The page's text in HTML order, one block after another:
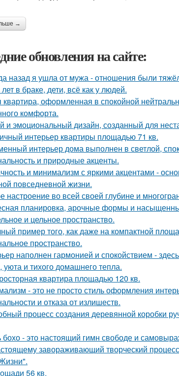
→
обновления на сайте:
назад я ушла от мужа - отношения были
в браке, дети, всё как у людей.
квартира, оформленная в спокойной
комфорта.
и эмоциональный дизайн, созданный для
интерьер квартиры площадью 71 кв.
интерьер дома выполнен в светлой,
и природные акценты.
и минимализм с яркими акцентами -
повседневной жизни.
настроение во всей своей глубине и
планировка, арочные формы и
и цельное пространство.
пример того, как даже на компактной
пространство.
наполнен гармонией и спокойствием -
уюта и тихого домашнего тепла.
квартира площадью 120 кв.
- это не просто стиль оформления
и отказа от излишеств.
процесс создания деревянной коробки
бохо - это настоящий гимн свободе и
завораживающий творческий
56 кв.